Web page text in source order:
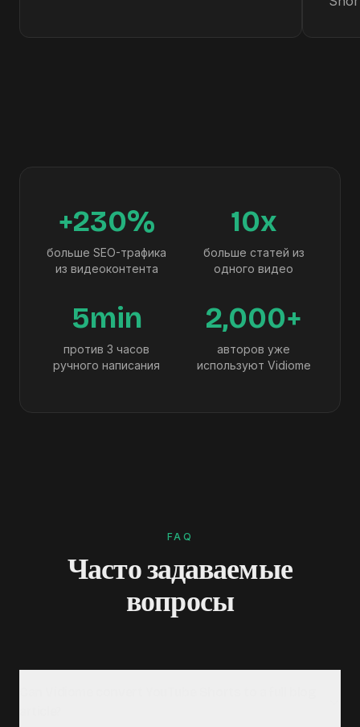
+230%
больше SEO-трафика
из видеоконтента
10x
больше статей из
одного видео
5min
против 3 часов
ручного написания
2,000+
авторов уже
используют Vidiome
FAQ
Часто задаваемые
вопросы